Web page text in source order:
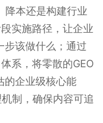
降本还是构建行业
实施路径，让企业
步该做什么；通过
系，将零散的GEO
的企业级核心能
制，确保内容可追